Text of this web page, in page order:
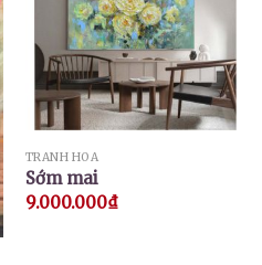
TRANH HOA
Sớm mai
9.000.000₫